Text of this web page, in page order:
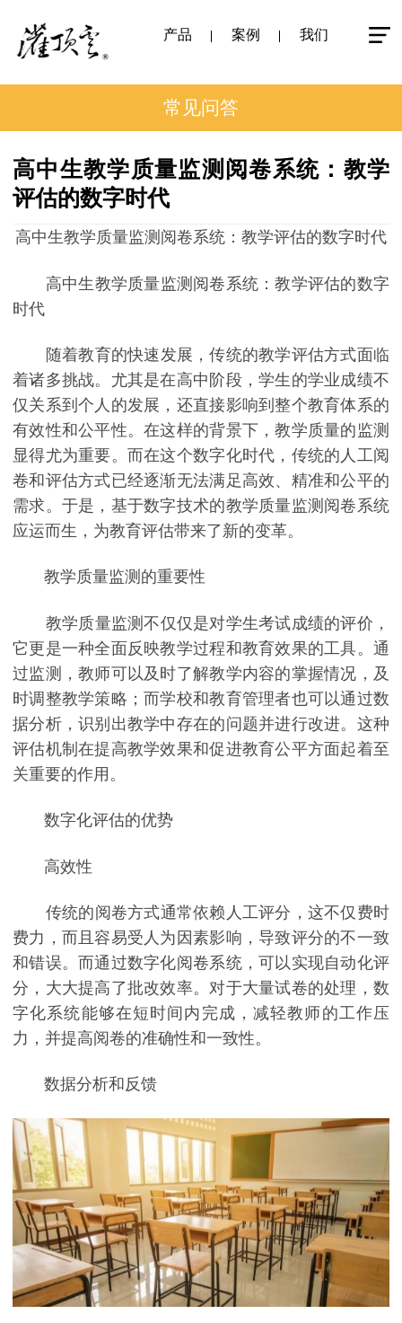
产品 案例 我们
常见问答
高中生教学质量监测阅卷系统：教学
评估的数字时代
高中生教学质量监测阅卷系统：教学评估的数字时代
高中生教学质量监测阅卷系统：教学评估的数字
时代
随着教育的快速发展，传统的教学评估方式面临
着诸多挑战。尤其是在高中阶段，学生的学业成绩不
仅关系到个人的发展，还直接影响到整个教育体系的
有效性和公平性。在这样的背景下，教学质量的监测
显得尤为重要。而在这个数字化时代，传统的人工阅
卷和评估方式已经逐渐无法满足高效、精准和公平的
需求。于是，基于数字技术的教学质量监测阅卷系统
应运而生，为教育评估带来了新的变革。
教学质量监测的重要性
教学质量监测不仅仅是对学生考试成绩的评价，
它更是一种全面反映教学过程和教育效果的工具。通
过监测，教师可以及时了解教学内容的掌握情况，及
时调整教学策略；而学校和教育管理者也可以通过数
据分析，识别出教学中存在的问题并进行改进。这种
评估机制在提高教学效果和促进教育公平方面起着至
关重要的作用。
数字化评估的优势
高效性
传统的阅卷方式通常依赖人工评分，这不仅费时
费力，而且容易受人为因素影响，导致评分的不一致
和错误。而通过数字化阅卷系统，可以实现自动化评
分，大大提高了批改效率。对于大量试卷的处理，数
字化系统能够在短时间内完成，减轻教师的工作压
力，并提高阅卷的准确性和一致性。
数据分析和反馈